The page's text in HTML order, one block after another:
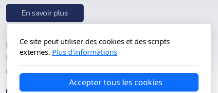
En savoir plus
Dépôt-Vente
Une formule innovante qui vous permet de
maximiser vos revenus
Ce site peut utiliser des cookies et des scripts
externes. Plus d'informations
Accepter tous les cookies